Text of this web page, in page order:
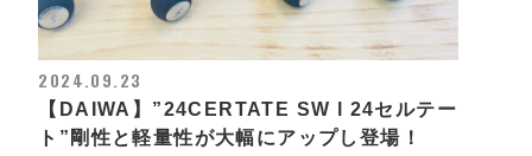
2024.09.23
【DAIWA】”24CERTATE SW l 24セルテー
ト”剛性と軽量性が大幅にアップし登場！